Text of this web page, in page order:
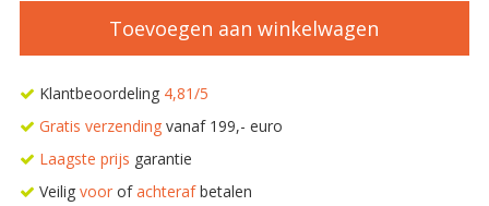
Toevoegen aan winkelwagen
Klantbeoordeling 4,81/5
Gratis verzendingvanaf 199,- euro
Laagste prijs garantie
Veilig voorofachterafbetalen